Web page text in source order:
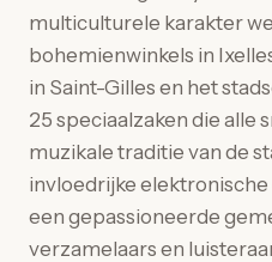
multiculturele karakter
bohemienwinkels in
in Saint-Gilles en het
25 speciaalzaken die alle
muzikale traditie van de
invloedrijke
een gepassioneerde
verzamelaars en